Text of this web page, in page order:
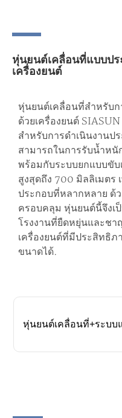
หุ่นยนต์เคลื่อนที่แบบป
เครื่องยนต์
หุ่นยนต์เคลื่อนที่สำหรับก
ด้วยเครื่องยนต์
สำหรับการดำเนินงานป
สามารถในการรับน้ำห
พร้อมกับระบบยกแบบขับ
สูงสุดถึง 700 มิลลิเมตร
ประกอบที่หลากหลาย ด้
ครอบคลุม หุ่นยนต์นี้จึงเ
โรงงานที่ยืดหยุ่นและชา
เครื่องยนต์ที่มีประสิทธิภ
ขนาดได้.
หุ่นยนต์เคลื่อนที่+ระบบ